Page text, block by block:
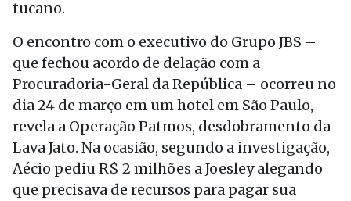
tucano.
O encontro com o executivo do Grupo JBS –
que fechou acordo de delação com a
Procuradoria-Geral da República – ocorreu no
dia 24 de março em um hotel em São Paulo,
revela a Operação Patmos, desdobramento da
Lava Jato. Na ocasião, segundo a investigação,
Aécio pediu R$ 2 milhões a Joesley alegando
que precisava de recursos para pagar sua